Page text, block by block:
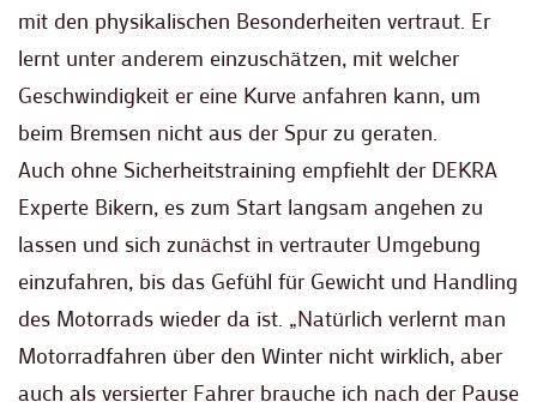
mit den physikalischen Besonderheiten vertraut. Er
lernt unter anderem einzuschätzen, mit welcher
Geschwindigkeit er eine Kurve anfahren kann, um
beim Bremsen nicht aus der Spur zu geraten.
Auch ohne Sicherheitstraining empfiehlt der DEKRA
Experte Bikern, es zum Start langsam angehen zu
lassen und sich zunächst in vertrauter Umgebung
einzufahren, bis das Gefühl für Gewicht und Handling
des Motorrads wieder da ist. „Natürlich verlernt man
Motorradfahren über den Winter nicht wirklich, aber
auch als versierter Fahrer brauche ich nach der Pause